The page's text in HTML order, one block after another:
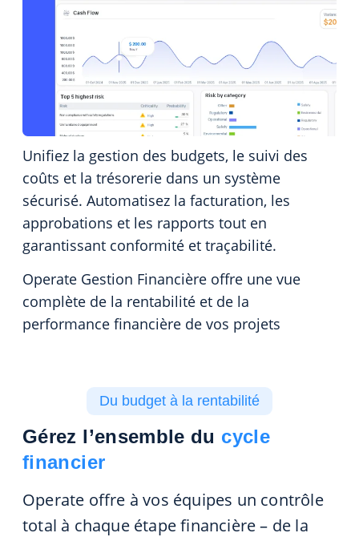
Unifiez la gestion des budgets, le suivi des
coûts et la trésorerie dans un système
sécurisé. Automatisez la facturation, les
approbations et les rapports tout en
garantissant conformité et traçabilité.
Operate Gestion Financière offre une vue
complète de la rentabilité et de la
performance financière de vos projets
Du budget à la rentabilité
Gérez l’ensemble du cycle
financier
Operate offre à vos équipes un contrôle
total à chaque étape financière – de la